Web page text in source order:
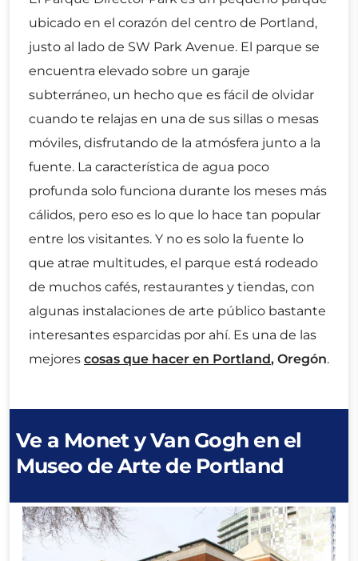
ubicado en el corazón del centro de Portland,
justo al lado de SW Park Avenue. El parque se
encuentra elevado sobre un garaje
subterráneo, un hecho que es fácil de olvidar
cuando te relajas en una de sus sillas o mesas
móviles, disfrutando de la atmósfera junto a la
fuente. La característica de agua poco
profunda solo funciona durante los meses más
cálidos, pero eso es lo que lo hace tan popular
entre los visitantes. Y no es solo la fuente lo
que atrae multitudes, el parque está rodeado
de muchos cafés, restaurantes y tiendas, con
algunas instalaciones de arte público bastante
interesantes esparcidas por ahí. Es una de las
mejores cosas que hacer en Portland, Oregón.
Ve a Monet y Van Gogh en el
Museo de Arte de Portland